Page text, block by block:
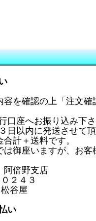
を確認の上「注文
口座へお振り込み下
日以内に発送させて
計＋送料です。
御座いますが、お
倍野支店
４３
屋
い